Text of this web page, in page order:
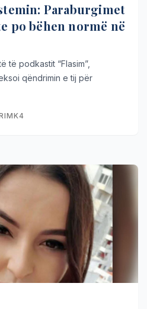
Paraburgimet
po bëhen normë në
të podkastit “Flasim”,
qëndrimin e tij për